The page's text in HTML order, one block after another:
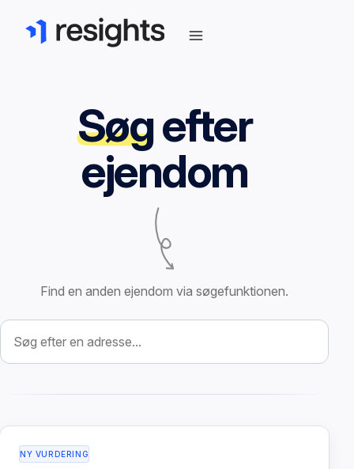
Søgefter
ejendom
Find en anden ejendom via søgefunktionen.
Søg efter ejendom
NY VURDERING